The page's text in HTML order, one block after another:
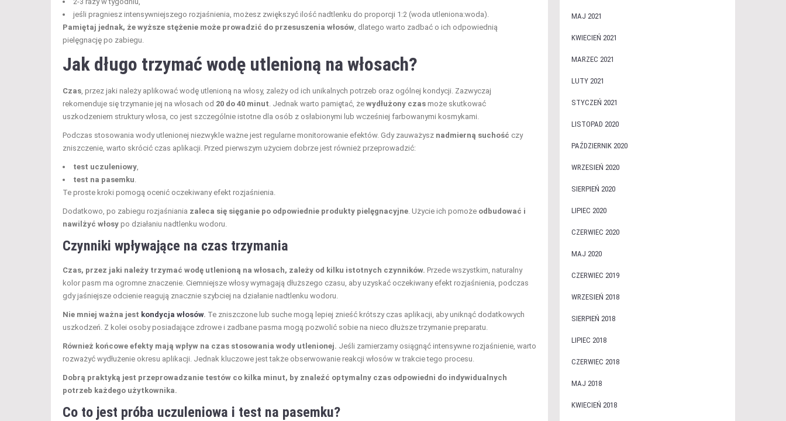
jeśli pragniesz intensywniejszego rozjaśnienia, możesz zwiększyć ilość nadtlenku do proporcji 1:2 (woda utleniona:woda).
Pamiętaj jednak, że wyższe stężenie może prowadzić do przesuszenia włosów , dlatego warto zadbać o ich odpowiednią
pielęgnację po zabiegu.
Jak długo trzymać wodę utlenioną na włosach?
Czas , przez jaki należy aplikować wodę utlenioną na włosy, zależy od ich unikalnych potrzeb oraz ogólnej kondycji. Zazwyczaj
rekomenduje się trzymanie jej na włosach od 20 do 40 minut . Jednak warto pamiętać, że wydłużony czas może skutkować
uszkodzeniem struktury włosa, co jest szczególnie istotne dla osób z osłabionymi lub wcześniej farbowanymi kosmykami.
Podczas stosowania wody utlenionej niezwykle ważne jest regularne monitorowanie efektów. Gdy zauważysz nadmierną suchość czy
zniszczenie, warto skrócić czas aplikacji. Przed pierwszym użyciem dobrze jest również przeprowadzić:
test uczuleniowy
test na pasemku
Te proste kroki pomogą ocenić oczekiwany efekt rozjaśnienia.
Dodatkowo, po zabiegu rozjaśniania zaleca się sięganie po odpowiednie produkty pielęgnacyjne . Użycie ich pomoże odbudować i
nawilżyć włosy po działaniu nadtlenku wodoru.
Czynniki wpływające na czas trzymania
Czas, przez jaki należy trzymać wodę utlenioną na włosach, zależy od kilku istotnych czynników. Przede wszystkim, naturalny
kolor pasm ma ogromne znaczenie. Ciemniejsze włosy wymagają dłuższego czasu, aby uzyskać oczekiwany efekt rozjaśnienia, podczas
gdy jaśniejsze odcienie reagują znacznie szybciej na działanie nadtlenku wodoru.
Nie mniej ważna jest kondycja włosów. Te zniszczone lub suche mogą lepiej znieść krótszy czas aplikacji, aby uniknąć dodatkowych
uszkodzeń. Z kolei osoby posiadające zdrowe i zadbane pasma mogą pozwolić sobie na nieco dłuższe trzymanie preparatu.
Również końcowe efekty mają wpływ na czas stosowania wody utlenionej. Jeśli zamierzamy osiągnąć intensywne rozjaśnienie, warto
rozważyć wydłużenie okresu aplikacji. Jednak kluczowe jest także obserwowanie reakcji włosów w trakcie tego procesu.
Dobrą praktyką jest przeprowadzanie testów co kilka minut, by znaleźć optymalny czas odpowiedni do indywidualnych
potrzeb każdego użytkownika.
Co to jest próba uczuleniowa i test na pasemku?
MAJ 2021
KWIECIEŃ 2021
MARZEC 2021
LUTY 2021
STYCZEŃ 2021
LISTOPAD 2020
PAŹDZIERNIK 2020
WRZESIEŃ 2020
SIERPIEŃ 2020
LIPIEC 2020
CZERWIEC 2020
MAJ 2020
CZERWIEC 2019
WRZESIEŃ 2018
SIERPIEŃ 2018
LIPIEC 2018
CZERWIEC 2018
MAJ 2018
KWIECIEŃ 2018